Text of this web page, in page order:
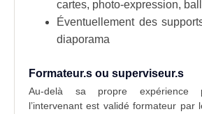
cartes, photo-expression,
Éventuellement des
diaporama
Formateur.s ou superviseur.s
Au-delà sa propre expérience
l’intervenant est validé formateur par